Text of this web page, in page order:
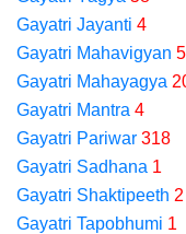
Gayatri Jayanti 4
Gayatri Mahavigyan 5
Gayatri Mahayagya
Gayatri Mantra 4
Gayatri Pariwar 318
Gayatri Sadhana 1
Gayatri Shaktipeeth 2
Gayatri Tapobhumi 1